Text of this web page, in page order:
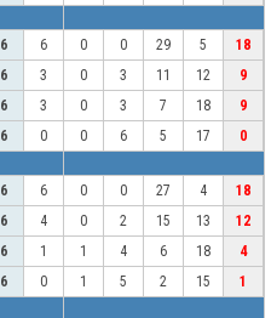
6 6 0 0 29 5
18
6 3 0 3 11 12
9
6 3 0 3 7 18
9
6 0 0 6 5 17
0
6 6 0 0 27 4
18
6 4 0 2 15 13
12
6 1 1 4 6 18
4
6 0 1 5 2 15
1